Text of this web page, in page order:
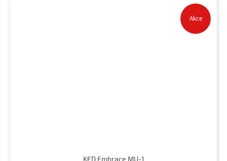
Akce
KED Embrace MU-1